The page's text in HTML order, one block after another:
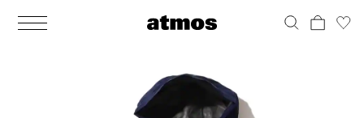
MEN
シューズ
ウェア
バッグ
バックパック / リュック
アクセサリー
その他
WOMENS
シューズ
ウェア
バッグ
バックパック / リュック
アクセサリー
その他
1 10